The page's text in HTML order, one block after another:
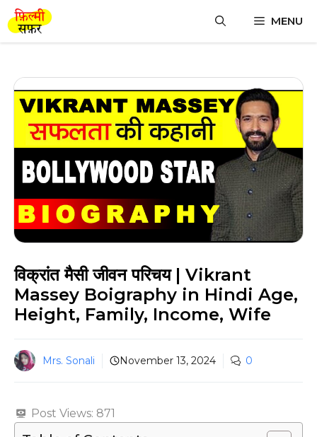
Skip
to
content
MENU
विक्रांत मैसी जीवन परिचय | Vikrant
Massey Boigraphy in Hindi Age,
Height, Family, Income, Wife
Mrs. Sonali November 13, 2024 0
Post Views: 871